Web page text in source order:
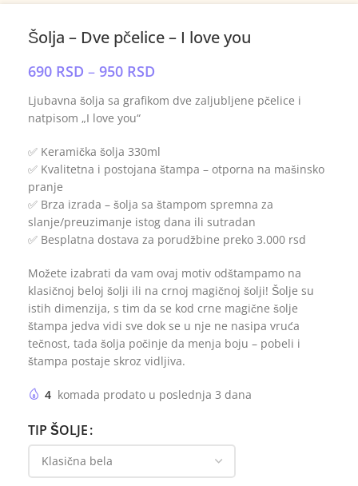
Šolja – Dve pčelice – I love you
690 RSD – 950 RSD
Ljubavna šolja sa grafikom dve zaljubljene pčelice i
natpisom „I love you“
✅ Keramička šolja 330ml
✅ Kvalitetna i postojana štampa – otporna na mašinsko
pranje
✅ Brza izrada – šolja sa štampom spremna za
slanje/preuzimanje istog dana ili sutradan
✅ Besplatna dostava za porudžbine preko 3.000 rsd
Možete izabrati da vam ovaj motiv odštampamo na
klasičnoj beloj šolji ili na crnoj magičnoj šolji! Šolje su
istih dimenzija, s tim da se kod crne magične šolje
štampa jedva vidi sve dok se u nje ne nasipa vruća
tečnost, tada šolja počinje da menja boju – pobeli i
štampa postaje skroz vidljiva.
4 komada prodato u poslednja 3 dana
TIP ŠOLJE